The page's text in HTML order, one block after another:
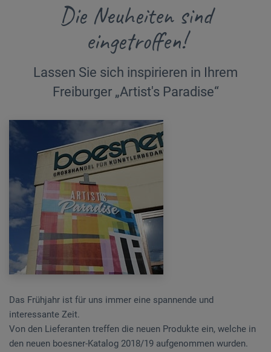
Die Neuheiten sind
eingetroffen!
Lassen Sie sich inspirieren in Ihrem
Freiburger „Artist's Paradise“
Das Frühjahr ist für uns immer eine spannende und
interessante Zeit.
Von den Lieferanten treffen die neuen Produkte ein, welche in
den neuen boesner-Katalog 2018/19 aufgenommen wurden.